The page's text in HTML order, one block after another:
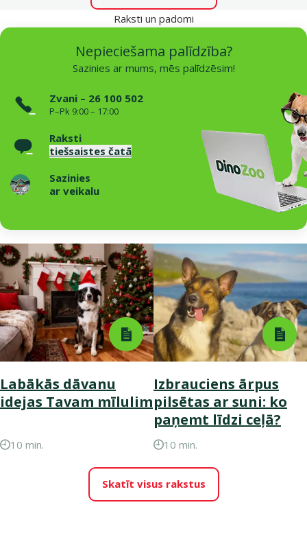
Raksti un padomi
Nepieciešama palīdzība?
Sazinies ar mums, mēs palīdzēsim!
Zvani – 26 100 502
P–Pk 9:00 – 17:00
Raksti
tiešsaistes čatā
Sazinies
ar veikalu
Labākās dāvanu
idejas Tavam mīlulim
10 min.
Izbrauciens ārpus
pilsētas ar suni: ko
paņemt līdzi ceļā?
10 min.
Skatīt visus rakstus